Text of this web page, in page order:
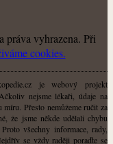
práva vyhrazena. Při
cookies.
je webový projekt
nejsme lékaři, údaje na
Přesto nemůžeme ručit za
že jsme někde udělali chybu
všechny informace, rady,
se vždy raději poraďte se